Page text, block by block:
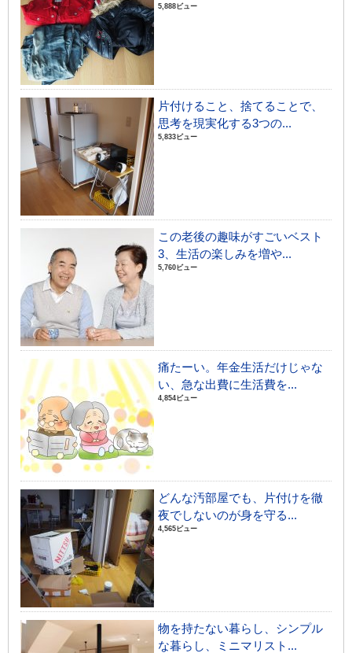
5,888ビュー
片付けること、捨てることで、
思考を現実化する3つの...
5,833ビュー
この老後の趣味がすごいベスト
3、生活の楽しみを増や...
5,760ビュー
痛たーい。年金生活だけじゃな
い、急な出費に生活費を...
4,854ビュー
どんな汚部屋でも、片付けを徹
夜でしないのが身を守る...
4,565ビュー
物を持たない暮らし、シンプル
な暮らし、ミニマリスト...